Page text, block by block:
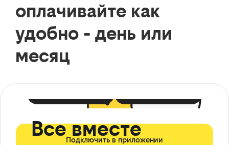
оплачивайте как
удобно - день или
месяц
Все вместе
Подключить в приложении